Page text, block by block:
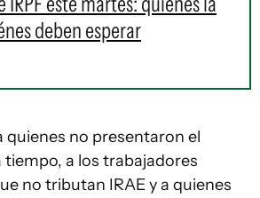
deben esperar
quienes no presentaron el
a los trabajadores
no tributan IRAE y a quienes